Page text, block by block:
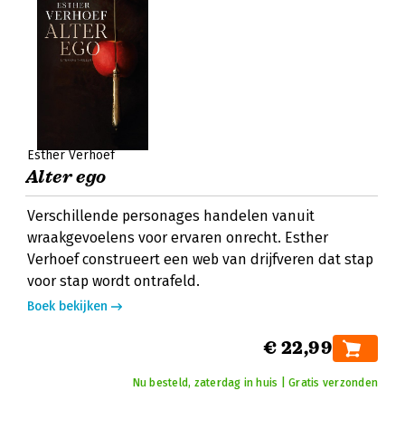
Esther Verhoef
Alter ego
Verschillende personages handelen vanuit
wraakgevoelens voor ervaren onrecht. Esther
Verhoef construeert een web van drijfveren dat stap
voor stap wordt ontrafeld.
Boek bekijken
€ 22,99
Nu besteld, zaterdag in huis | Gratis verzonden